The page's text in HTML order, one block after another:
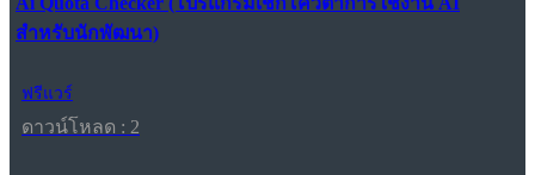
สำหรับนักพัฒนา)
ฟรีแวร์
ดาวน์โหลด : 2